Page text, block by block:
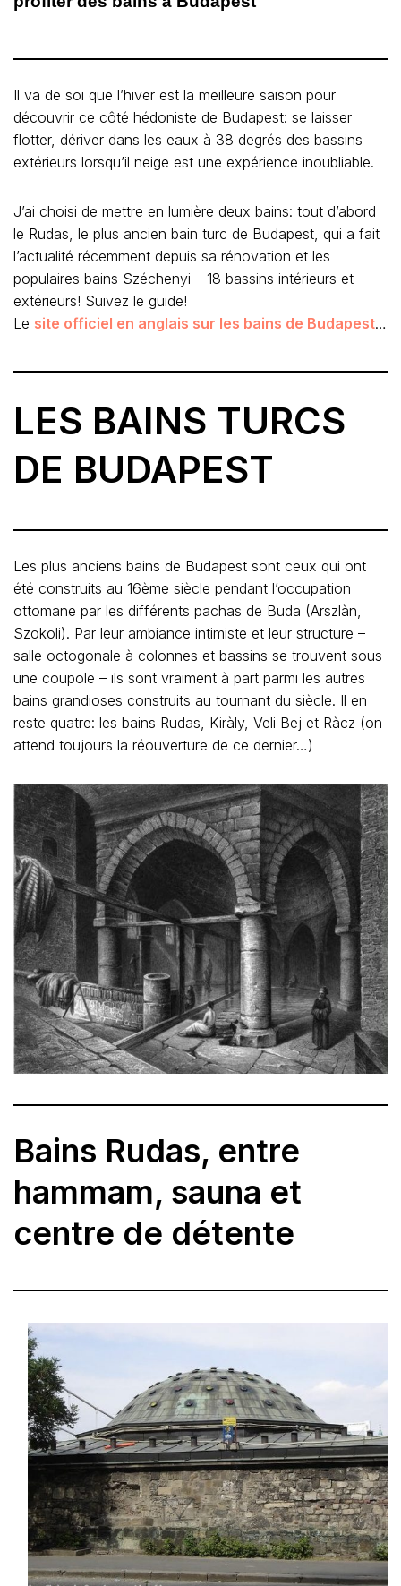
Il va de soi que l’hiver est la meilleure saison pour
découvrir ce côté hédoniste de Budapest: se laisser
flotter, dériver dans les eaux à 38 degrés des bassins
extérieurs lorsqu’il neige est une expérience inoubliable.
J’ai choisi de mettre en lumière deux bains: tout d’abord
le Rudas, le plus ancien bain turc de Budapest, qui a fait
l’actualité récemment depuis sa rénovation et les
populaires bains Széchenyi – 18 bassins intérieurs et
extérieurs! Suivez le guide!
Le site officiel en anglais sur les bains de Budapest…
LES BAINS TURCS
DE BUDAPEST
Les plus anciens bains de Budapest sont ceux qui ont
été construits au 16ème siècle pendant l’occupation
ottomane par les différents pachas de Buda (Arszlàn,
Szokoli). Par leur ambiance intimiste et leur structure –
salle octogonale à colonnes et bassins se trouvent sous
une coupole – ils sont vraiment à part parmi les autres
bains grandioses construits au tournant du siècle. Il en
reste quatre: les bains Rudas, Kiràly, Veli Bej et Ràcz (on
attend toujours la réouverture de ce dernier…)
Bains Rudas, entre
hammam, sauna et
centre de détente